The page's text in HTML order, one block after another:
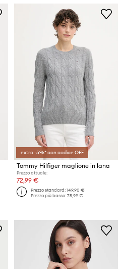
extra -5%* con codice OFF
Tommy Hilfiger maglione in lana
Prezzo attuale:
72,99 €
Prezzo standard:149,90 €
Prezzo più basso:75,99 €